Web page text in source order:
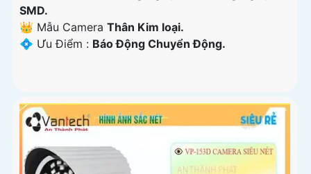
SMD.
👑 Mẫu Camera Thân Kim loại.
️💠 Ưu Điểm : Báo Động Chuyển Động.